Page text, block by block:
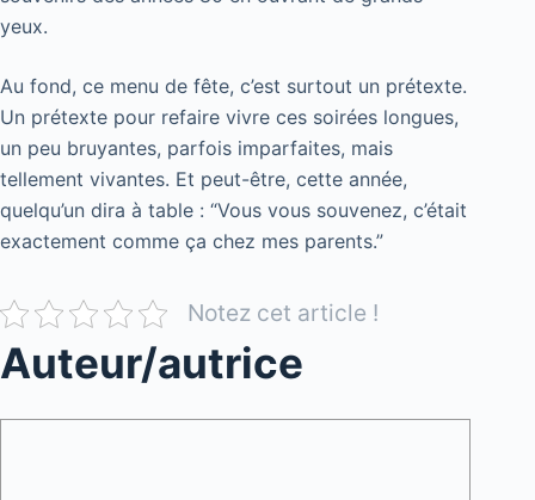
yeux.
Au fond, ce menu de fête, c’est surtout un prétexte.
Un prétexte pour refaire vivre ces soirées longues,
un peu bruyantes, parfois imparfaites, mais
tellement vivantes. Et peut-être, cette année,
quelqu’un dira à table : “Vous vous souvenez, c’était
exactement comme ça chez mes parents.”
Notez cet article !
Auteur/autrice